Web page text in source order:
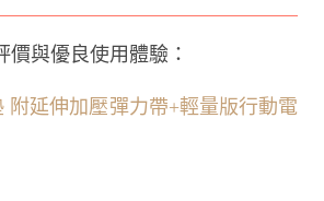
與優良使用體驗：
附延伸加壓彈力帶+輕量版行動電